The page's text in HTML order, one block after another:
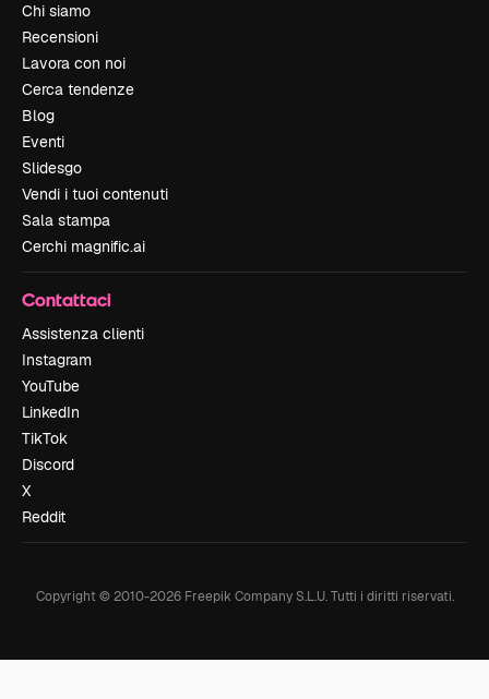
Chi siamo
Recensioni
Lavora con noi
Cerca tendenze
Blog
Eventi
Slidesgo
Vendi i tuoi contenuti
Sala stampa
Cerchi magnific.ai
Contattaci
Assistenza clienti
Instagram
YouTube
LinkedIn
TikTok
Discord
X
Reddit
Copyright © 2010-2026Freepik Company S.L.U. Tutti i diritti riservati.